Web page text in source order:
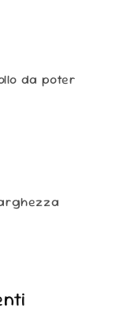
da poter